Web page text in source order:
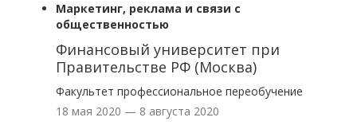
Маркетинг, реклама и связи с
общественностью
Финансовый университет при
Правительстве РФ (Москва)
Факультет профессиональное переобучение
18 мая 2020 — 8 августа 2020